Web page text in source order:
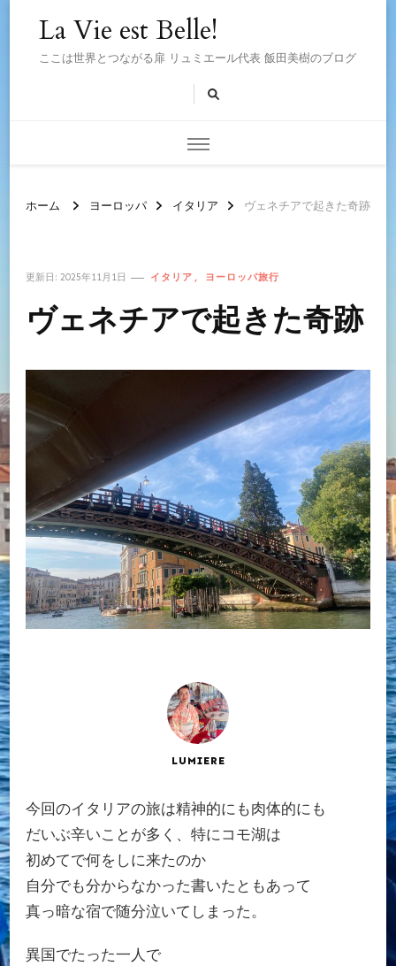
La Vie est Belle!
ここは世界とつながる扉 リュミエール代表 飯田美樹のブログ
ホーム ヨーロッパ イタリア ヴェネチアで起きた奇跡
更新日: 2025年11月1日 イタリア ヨーロッパ旅行
ヴェネチアで起きた奇跡
LUMIERE
今回のイタリアの旅は精神的にも肉体的にも
だいぶ辛いことが多く、特にコモ湖は
初めてで何をしに来たのか
自分でも分からなかった書いたともあって
真っ暗な宿で随分泣いてしまった。
異国でたった一人で